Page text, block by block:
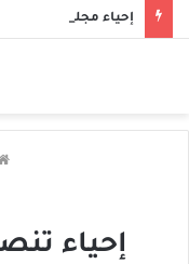
إحياء مجلس حسيني
إحياء